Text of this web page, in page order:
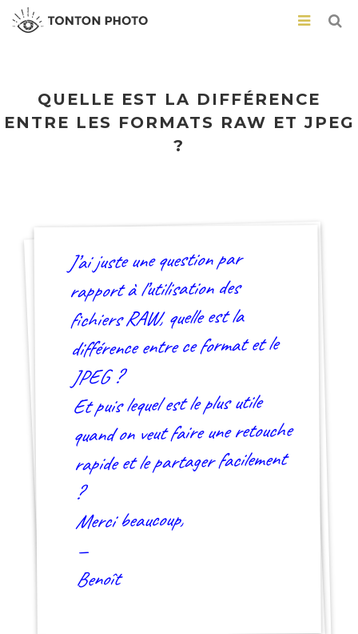
QUELLE EST LA DIFFÉRENCE
ENTRE LES FORMATS RAW ET JPEG
?
J’ai juste une question par
rapport à l’utilisation des
fichiers RAW, quelle est la
différence entre ce format et le
JPEG ?
Et puis lequel est le plus utile
quand on veut faire une retouche
rapide et le partager facilement
?
Merci beaucoup,
—
Benoît